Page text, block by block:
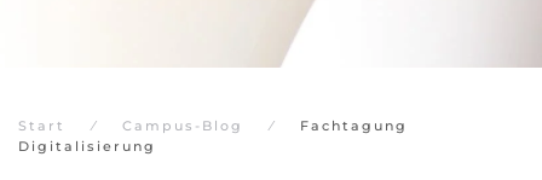
Start Campus-Blog
Fachtagung
Digitalisierung